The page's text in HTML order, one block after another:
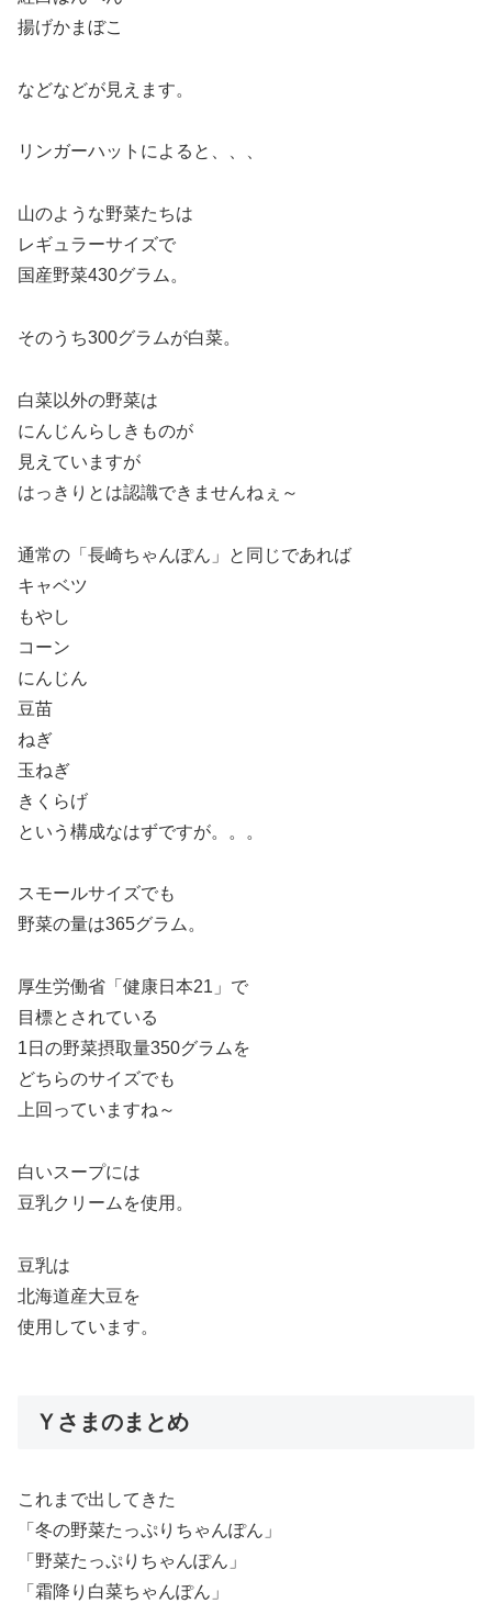
揚げかまぼこ
などなどが見えます。
リンガーハットによると、、、
山のような野菜たちは
レギュラーサイズで
国産野菜430グラム。
そのうち300グラムが白菜。
白菜以外の野菜は
にんじんらしきものが
見えていますが
はっきりとは認識できませんねぇ～
通常の「長崎ちゃんぽん」と同じであれば
キャベツ
もやし
コーン
にんじん
豆苗
ねぎ
玉ねぎ
きくらげ
という構成なはずですが。。。
スモールサイズでも
野菜の量は365グラム。
厚生労働省「健康日本21」で
目標とされている
1日の野菜摂取量350グラムを
どちらのサイズでも
上回っていますね～
白いスープには
豆乳クリームを使用。
豆乳は
北海道産大豆を
使用しています。
Ｙさまのまとめ
これまで出してきた
「冬の野菜たっぷりちゃんぽん」
「野菜たっぷりちゃんぽん」
「霜降り白菜ちゃんぽん」